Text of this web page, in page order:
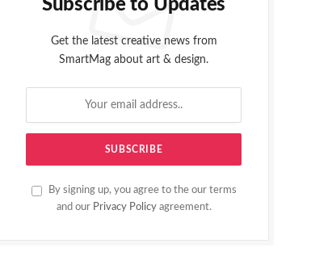
Subscribe to Updates
Get the latest creative news from
SmartMag about art & design.
By signing up, you agree to the our terms
and our Privacy Policyagreement.